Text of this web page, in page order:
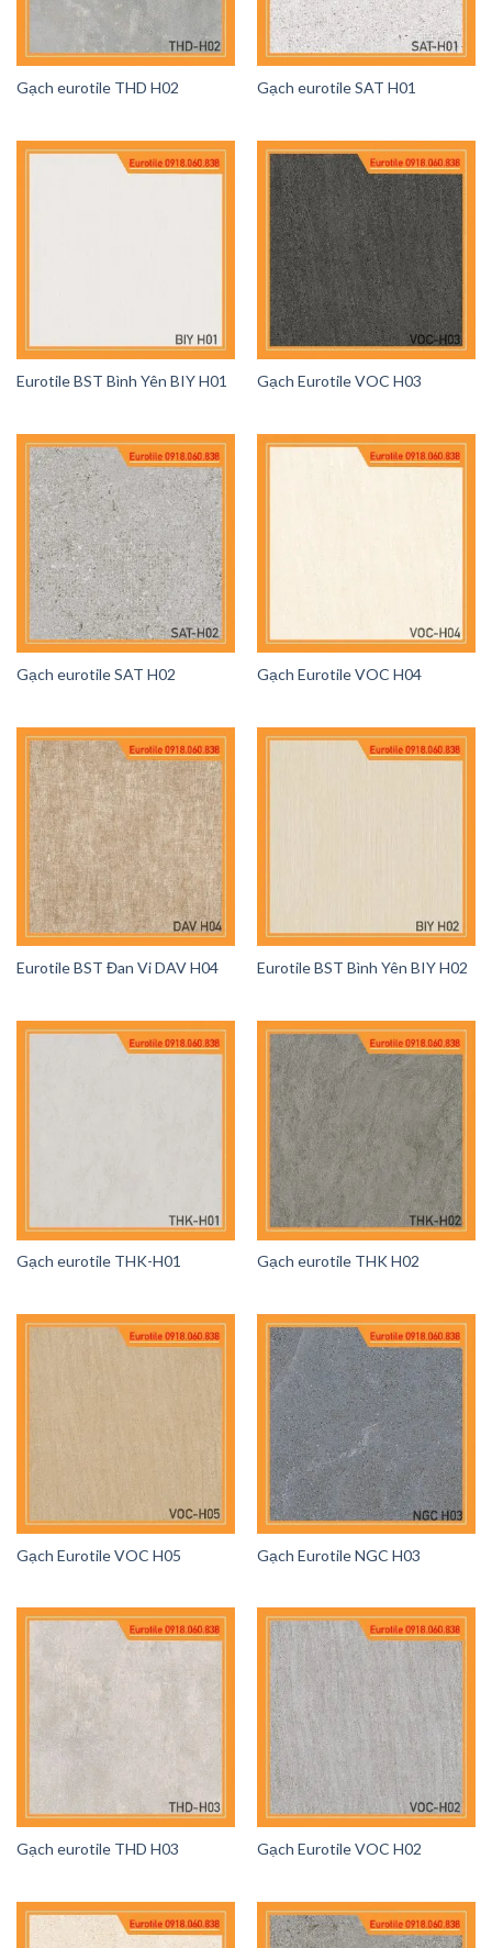
Gạch eurotile THD H02 Gạch eurotile SAT H01
Eurotile BST Bình Yên BIY H01 Gạch Eurotile VOC H03
Gạch eurotile SAT H02 Gạch Eurotile VOC H04
Eurotile BST Đan Vi DAV H04 Eurotile BST Bình Yên BIY H02
Gạch eurotile THK-H01 Gạch eurotile THK H02
Gạch Eurotile VOC H05 Gạch Eurotile NGC H03
Gạch eurotile THD H03 Gạch Eurotile VOC H02